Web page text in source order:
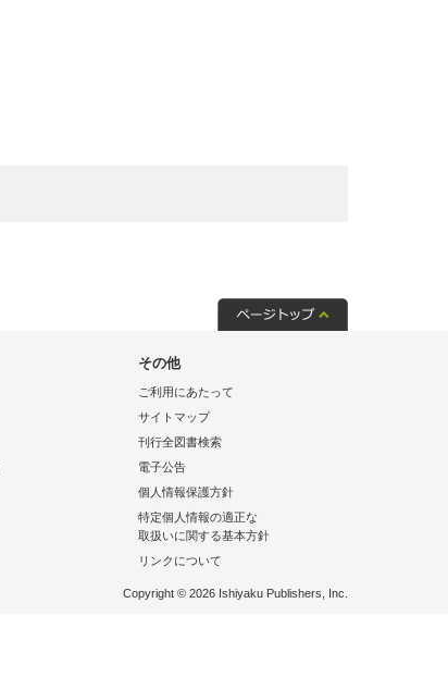
その他
ご利用にあたって
サイトマップ
刊行全図書検索
電子公告
個人情報保護方針
特定個人情報の適正な
取扱いに関する基本方針
リンクについて
Copyright © 2026 Ishiyaku Publishers, Inc.